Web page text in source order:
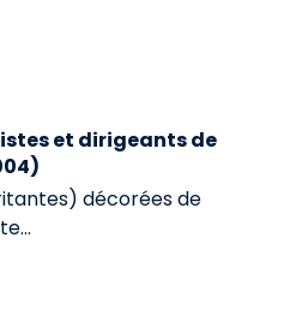
et dirigeants de
décorées de